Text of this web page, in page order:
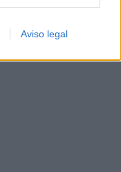
Aviso legal